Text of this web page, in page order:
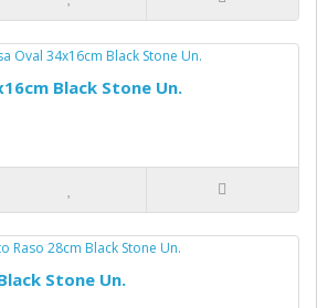
Black Stone Un.
Stone Un.